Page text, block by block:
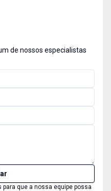
de nossos especialistas
que a nossa equipe possa